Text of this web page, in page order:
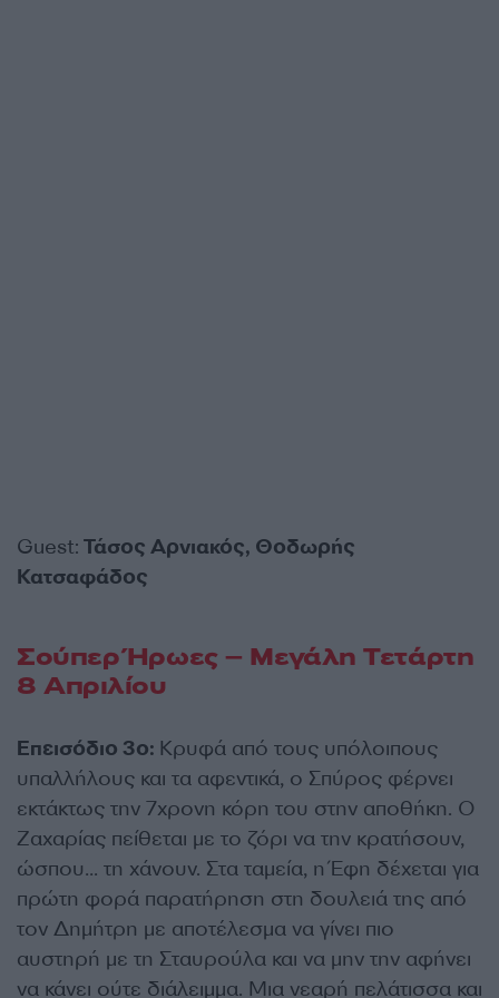
Guest: Τάσος Αρνιακός, Θοδωρής
Κατσαφάδος
Σούπερ Ήρωες – Μεγάλη Τετάρτη
8 Απριλίου
Επεισόδιο 3ο: Κρυφά από τους υπόλοιπους
υπαλλήλους και τα αφεντικά, ο Σπύρος φέρνει
εκτάκτως την 7χρονη κόρη του στην αποθήκη. Ο
Ζαχαρίας πείθεται με το ζόρι να την κρατήσουν,
ώσπου… τη χάνουν. Στα ταμεία, η Έφη δέχεται για
πρώτη φορά παρατήρηση στη δουλειά της από
τον Δημήτρη με αποτέλεσμα να γίνει πιο
αυστηρή με τη Σταυρούλα και να μην την αφήνει
να κάνει ούτε διάλειμμα. Μια νεαρή πελάτισσα και